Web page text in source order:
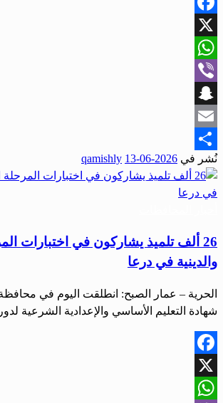
Facebook
X
WhatsApp
Viber
Snapchat
Email
Share
نُشر في 2026-06-13
qamishly
26 ألف تلميذ يشاركون في اختبارات
والدينية في درعا
الحرية – عمار الصبح: انطلقت اليوم في
شهادة التعليم الأساسي والإعدادية الشرعية
Facebook
X